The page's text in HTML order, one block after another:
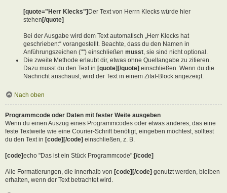
[quote="Herr Klecks"] Der Text von Herrn Klecks würde hier
stehen [/quote]
Bei der Ausgabe wird dem Text automatisch „Herr Klecks hat
geschrieben:“ vorangestellt. Beachte, dass du den Namen in
Anführungszeichen ("") einschließen musst, sie sind nicht optional.
Die zweite Methode erlaubt dir, etwas ohne Quellangabe zu zitieren.
Dazu musst du den Text in [quote][/quote] einschließen. Wenn du die
Nachricht anschaust, wird der Text in einem Zitat-Block angezeigt.
Nach oben
Programmcode oder Daten mit fester Weite ausgeben
Wenn du einen Auszug eines Programmcodes oder etwas anderes, das eine
feste Textweite wie eine Courier-Schrift benötigt, eingeben möchtest, solltest
du den Text in [code][/code] einschließen, z. B.
[code]echo "Das ist ein Stück Programmcode";[/code]
Alle Formatierungen, die innerhalb von [code][/code] genutzt werden, bleiben
erhalten, wenn der Text betrachtet wird.